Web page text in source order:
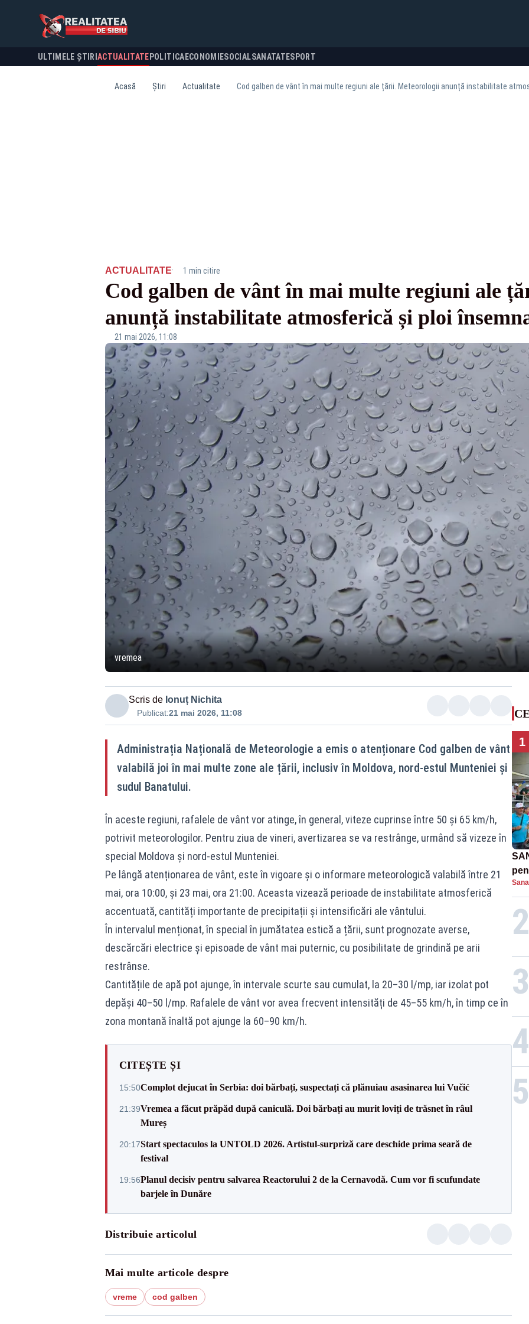
ULTIMELE ȘTIRI ACTUALITATE POLITICA ECONOMIESOCIALSANATATESPORT
Acasă Știri Actualitate Cod galben de vânt în mai multe regiuni ale țării. Meteorologii anunță instabilitate
ACTUALITATE· 1 min citire
Cod galben de vânt în mai multe regiuni ale
anunță instabilitate atmosferică și ploi
21 mai 2026, 11:08
vremea
Scris de Ionuț Nichita
Publicat:21 mai 2026, 11:08
Administrația Națională de Meteorologie a emis o atenționare Cod galben de vânt
valabilă joi în mai multe zone ale țării, inclusiv în Moldova, nord-estul Munteniei și
sudul Banatului.
În aceste regiuni, rafalele de vânt vor atinge, în general, viteze cuprinse între 50 și 65 km/h,
potrivit meteorologilor. Pentru ziua de vineri, avertizarea se va restrânge, urmând să vizeze în
special Moldova și nord-estul Munteniei.
Pe lângă atenționarea de vânt, este în vigoare și o informare meteorologică valabilă între 21
mai, ora 10:00, și 23 mai, ora 21:00. Aceasta vizează perioade de instabilitate atmosferică
accentuată, cantități importante de precipitații și intensificări ale vântului.
În intervalul menționat, în special în jumătatea estică a țării, sunt prognozate averse,
descărcări electrice și episoade de vânt mai puternic, cu posibilitate de grindină pe arii
restrânse.
Cantitățile de apă pot ajunge, în intervale scurte sau cumulat, la 20–30 l/mp, iar izolat pot
depăși 40–50 l/mp. Rafalele de vânt vor avea frecvent intensități de 45–55 km/h, în timp ce în
zona montană înaltă pot ajunge la 60–90 km/h.
CITEȘTE ȘI
15:50Complot dejucat în Serbia: doi bărbați, suspectați că plănuiau asasinarea lui Vučić
21:39Vremea a făcut prăpăd după caniculă. Doi bărbați au murit loviți de trăsnet în râul
Mureș
20:17Start spectaculos la UNTOLD 2026. Artistul-surpriză care deschide prima seară de
festival
19:56Planul decisiv pentru salvarea Reactorului 2 de la Cernavodă. Cum vor fi scufundate
barjele în Dunăre
Distribuie articolul
Mai multe articole despre
vreme cod galben
1
2
3
4
5